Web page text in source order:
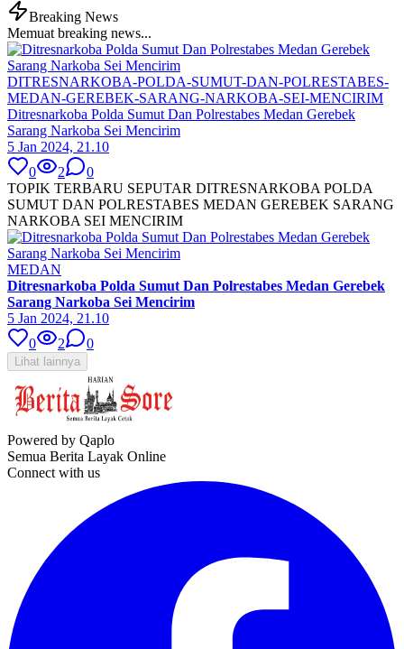
Breaking News
Memuat breaking news...
DITRESNARKOBA-POLDA-SUMUT-DAN-POLRESTABES-
MEDAN-GEREBEK-SARANG-NARKOBA-SEI-MENCIRIM
Ditresnarkoba Polda Sumut Dan Polrestabes Medan Gerebek
Sarang Narkoba Sei Mencirim
5 Jan 2024, 21.10
0
2
0
TOPIK TERBARU SEPUTAR DITRESNARKOBA POLDA
SUMUT DAN POLRESTABES MEDAN GEREBEK SARANG
NARKOBA SEI MENCIRIM
MEDAN
Ditresnarkoba Polda Sumut Dan Polrestabes Medan Gerebek
Sarang Narkoba Sei Mencirim
5 Jan 2024, 21.10
0
2 0
Lihat lainnya
Powered by Qaplo
Semua Berita Layak Online
Connect with us